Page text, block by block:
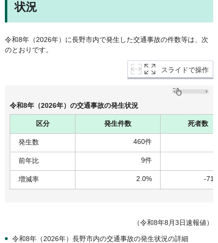
状況
令和8年（2026年）に長野市内で発生した交通事故の件数等は、次
のとおりです。
スライドで操作
令和8年（2026年）の交通事故の発生状況
区分 発生件数 死者数
発生数 460件
前年比 9件
増減率 2.0% -
（令和8年8月3日速報値）
令和8年（2026年）長野市内の交通事故の発生状況の詳細